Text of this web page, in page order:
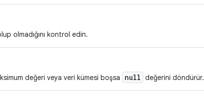
olmadığını kontrol edin.
değeri veya veri kümesi boşsa null değerini döndürür.